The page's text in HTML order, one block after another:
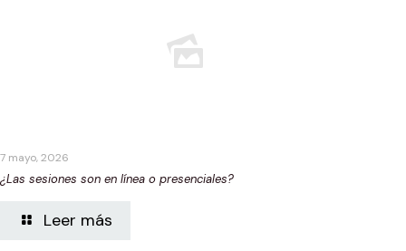
7 mayo, 2026
¿Las sesiones son en línea o presenciales?
Leer más